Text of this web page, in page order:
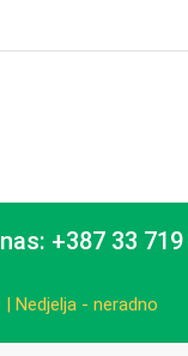
+387 33 719
Nedjelja - neradno